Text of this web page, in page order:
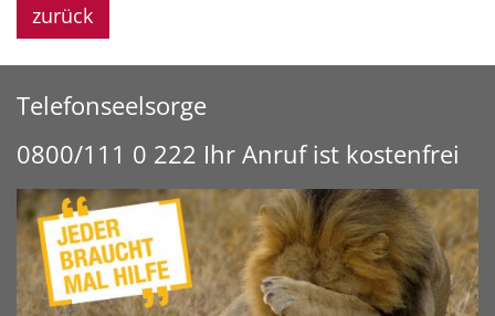
zurück
Telefonseelsorge
0800/111 0 222 Ihr Anruf ist kostenfrei